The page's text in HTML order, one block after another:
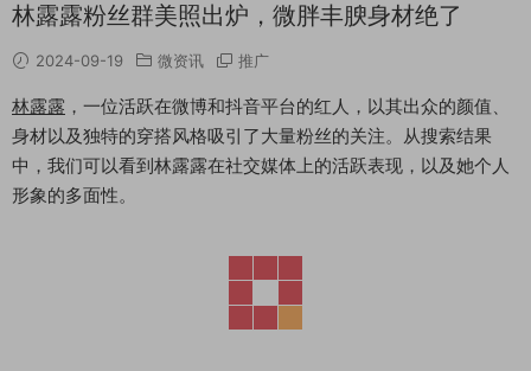
林露露粉丝群美照出炉，微胖丰腴身材绝了
2024-09-19 微资讯 推广
林露露 ，一位活跃在微博和抖音平台的红人，以其出众的颜值、
身材以及独特的穿搭风格吸引了大量粉丝的关注。从搜索结果
中，我们可以看到林露露在社交媒体上的活跃表现，以及她个人
形象的多面性。